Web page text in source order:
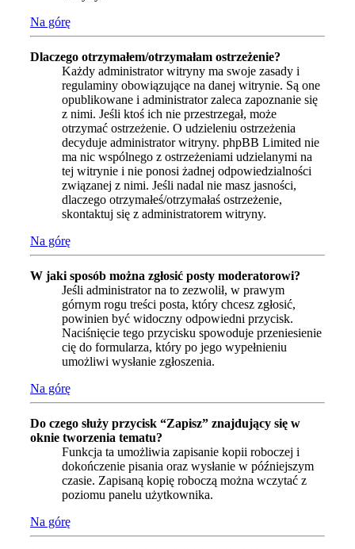
Na górę
Dlaczego otrzymałem/otrzymałam ostrzeżenie?
Każdy administrator witryny ma swoje zasady i
regulaminy obowiązujące na danej witrynie. Są one
opublikowane i administrator zaleca zapoznanie się
z nimi. Jeśli ktoś ich nie przestrzegał, może
otrzymać ostrzeżenie. O udzieleniu ostrzeżenia
decyduje administrator witryny. phpBB Limited nie
ma nic wspólnego z ostrzeżeniami udzielanymi na
tej witrynie i nie ponosi żadnej odpowiedzialności
związanej z nimi. Jeśli nadal nie masz jasności,
dlaczego otrzymałeś/otrzymałaś ostrzeżenie,
skontaktuj się z administratorem witryny.
Na górę
W jaki sposób można zgłosić posty moderatorowi?
Jeśli administrator na to zezwolił, w prawym
górnym rogu treści posta, który chcesz zgłosić,
powinien być widoczny odpowiedni przycisk.
Naciśnięcie tego przycisku spowoduje przeniesienie
cię do formularza, który po jego wypełnieniu
umożliwi wysłanie zgłoszenia.
Na górę
Do czego służy przycisk “Zapisz” znajdujący się w
oknie tworzenia tematu?
Funkcja ta umożliwia zapisanie kopii roboczej i
dokończenie pisania oraz wysłanie w późniejszym
czasie. Zapisaną kopię roboczą można wczytać z
poziomu panelu użytkownika.
Na górę